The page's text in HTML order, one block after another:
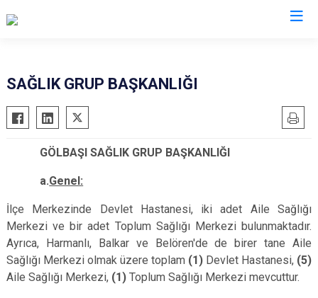
Besni
Çelikhan
Samsat
Sincik
Tut
SAĞLIK GRUP BAŞKANLIĞI
GÖLBAŞI SAĞLIK GRUP BAŞKANLIĞI
a.Genel:
İlçe Merkezinde Devlet Hastanesi, iki adet Aile Sağlığı
Merkezi ve bir adet Toplum Sağlığı Merkezi bulunmaktadır.
Ayrıca, Harmanlı, Balkar ve Belören'de de birer tane Aile
Sağlığı Merkezi olmak üzere toplam (1) Devlet Hastanesi, (5)
Aile Sağlığı Merkezi, (1) Toplum Sağlığı Merkezi mevcuttur.